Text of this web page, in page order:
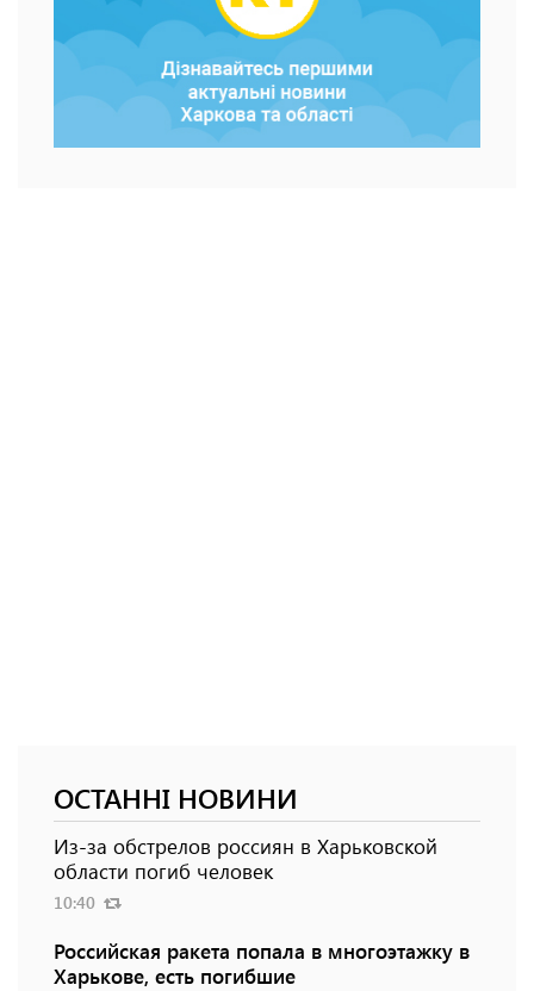
ОСТАННІ НОВИНИ
Из-за обстрелов россиян в Харьковской
области погиб человек
10:40
Российская ракета попала в многоэтажку в
Харькове, есть погибшие